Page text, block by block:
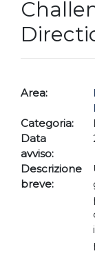
Area:
Categoria:
Data
avviso:
Descrizione
breve: